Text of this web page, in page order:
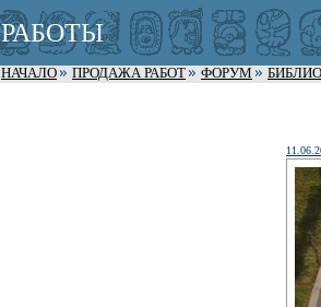
РАБОТЫ
НАЧАЛО ПРОДАЖА РАБОТ ФОРУМ